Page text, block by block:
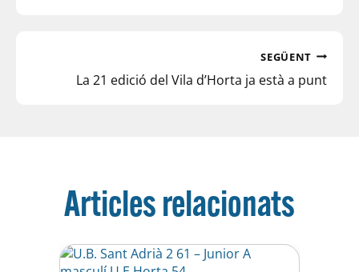
SEGÜENT
La 21 edició del Vila d’Horta ja està a punt
Articles relacionats